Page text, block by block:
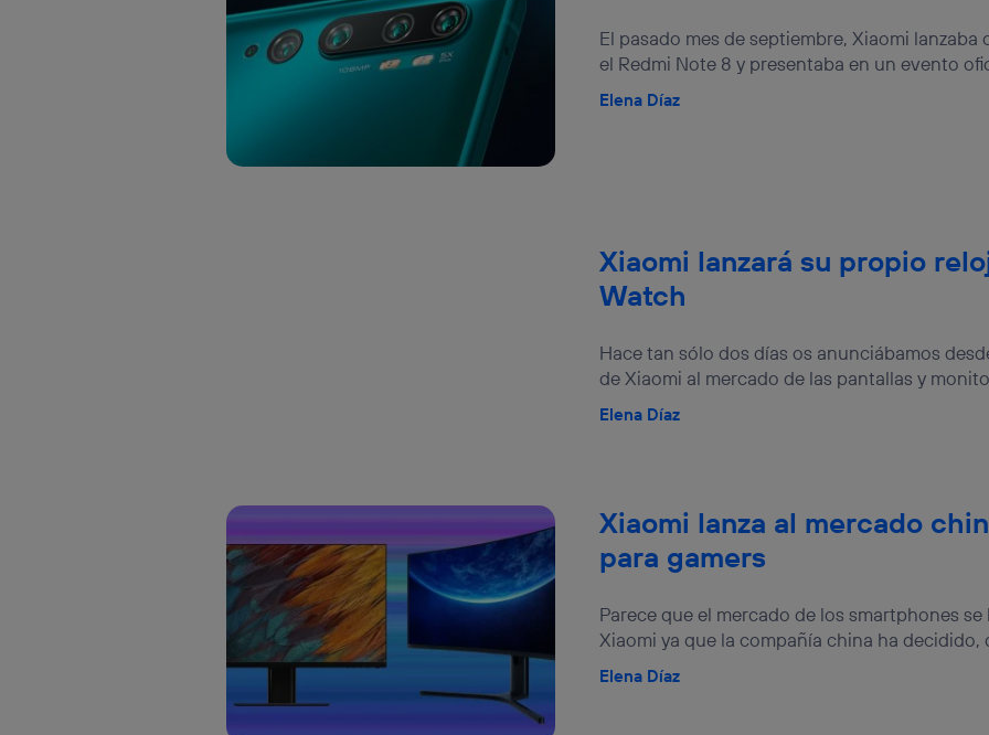
El pasado mes de septiembre, Xiaomi
el Redmi Note 8 y presentaba en un evento
Elena Díaz
Xiaomi lanzará su propio
Watch
Hace tan sólo dos días os anunciábamos
de Xiaomi al mercado de las pantallas y
Elena Díaz
Xiaomi lanza al mercado
para gamers
Parece que el mercado de los smartphones
Xiaomi ya que la compañía china ha decidido,
Elena Díaz